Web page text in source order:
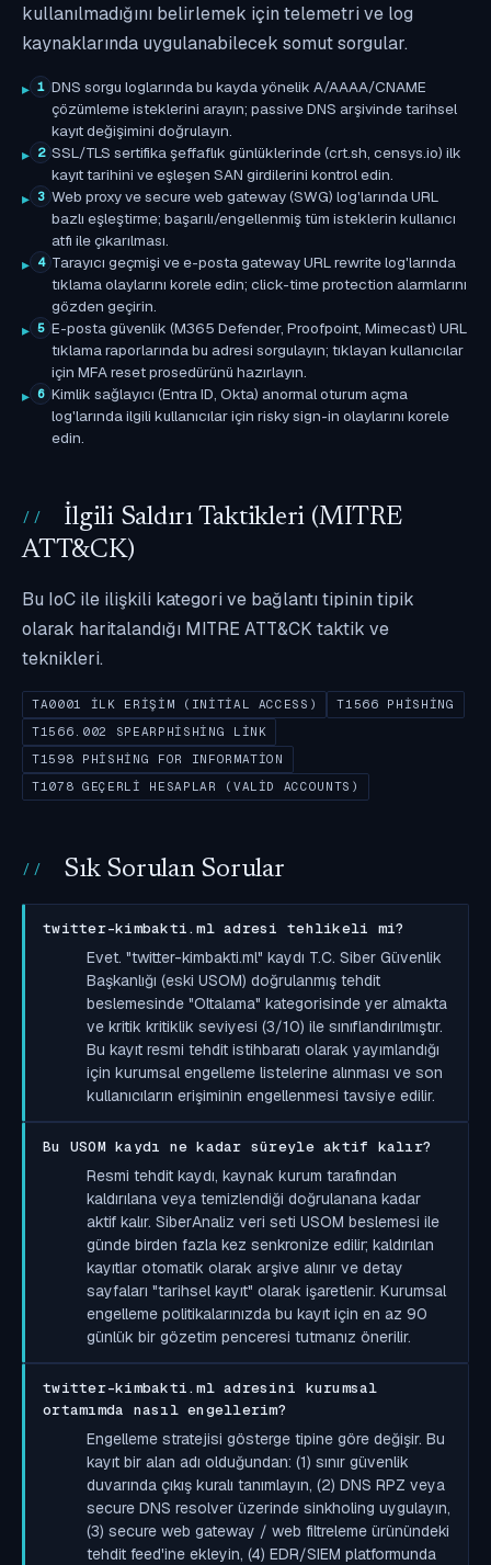
kullanılmadığını belirlemek için telemetri ve log
kaynaklarında uygulanabilecek somut sorgular.
1 DNS sorgu loglarında bu kayda yönelik A/AAAA/CNAME
çözümleme isteklerini arayın; passive DNS arşivinde tarihsel
kayıt değişimini doğrulayın.
2 SSL/TLS sertifika şeffaflık günlüklerinde (crt.sh, censys.io) ilk
kayıt tarihini ve eşleşen SAN girdilerini kontrol edin.
3 Web proxy ve secure web gateway (SWG) log'larında URL
bazlı eşleştirme; başarılı/engellenmiş tüm isteklerin kullanıcı
atfı ile çıkarılması.
4 Tarayıcı geçmişi ve e-posta gateway URL rewrite log'larında
tıklama olaylarını korele edin; click-time protection alarmlarını
gözden geçirin.
5 E-posta güvenlik (M365 Defender, Proofpoint, Mimecast) URL
tıklama raporlarında bu adresi sorgulayın; tıklayan kullanıcılar
için MFA reset prosedürünü hazırlayın.
6 Kimlik sağlayıcı (Entra ID, Okta) anormal oturum açma
log'larında ilgili kullanıcılar için risky sign-in olaylarını korele
edin.
İlgili Saldırı Taktikleri (MITRE
ATT&CK)
Bu IoC ile ilişkili kategori ve bağlantı tipinin tipik
olarak haritalandığı MITRE ATT&CK taktik ve
teknikleri.
TA0001 İLK ERIŞIM (INITIAL ACCESS)
T1566 PHISHING
T1566.002 SPEARPHISHING LINK
T1598 PHISHING FOR INFORMATION
T1078 GEÇERLI HESAPLAR (VALID ACCOUNTS)
Sık Sorulan Sorular
twitter-kimbakti.ml adresi tehlikeli mi?
Evet. "twitter-kimbakti.ml" kaydı T.C. Siber Güvenlik
Başkanlığı (eski USOM) doğrulanmış tehdit
beslemesinde "Oltalama" kategorisinde yer almakta
ve kritik kritiklik seviyesi (3/10) ile sınıflandırılmıştır.
Bu kayıt resmi tehdit istihbaratı olarak yayımlandığı
için kurumsal engelleme listelerine alınması ve son
kullanıcıların erişiminin engellenmesi tavsiye edilir.
Bu USOM kaydı ne kadar süreyle aktif kalır?
Resmi tehdit kaydı, kaynak kurum tarafından
kaldırılana veya temizlendiği doğrulanana kadar
aktif kalır. SiberAnaliz veri seti USOM beslemesi ile
günde birden fazla kez senkronize edilir; kaldırılan
kayıtlar otomatik olarak arşive alınır ve detay
sayfaları "tarihsel kayıt" olarak işaretlenir. Kurumsal
engelleme politikalarınızda bu kayıt için en az 90
günlük bir gözetim penceresi tutmanız önerilir.
twitter-kimbakti.ml adresini kurumsal
ortamımda nasıl engellerim?
Engelleme stratejisi gösterge tipine göre değişir. Bu
kayıt bir alan adı olduğundan: (1) sınır güvenlik
duvarında çıkış kuralı tanımlayın, (2) DNS RPZ veya
secure DNS resolver üzerinde sinkholing uygulayın,
(3) secure web gateway / web filtreleme ürünündeki
tehdit feed'ine ekleyin, (4) EDR/SIEM platformunda